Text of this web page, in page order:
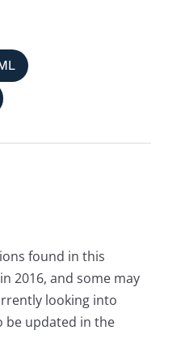
found in this
2016, and some may
looking into
be updated in the